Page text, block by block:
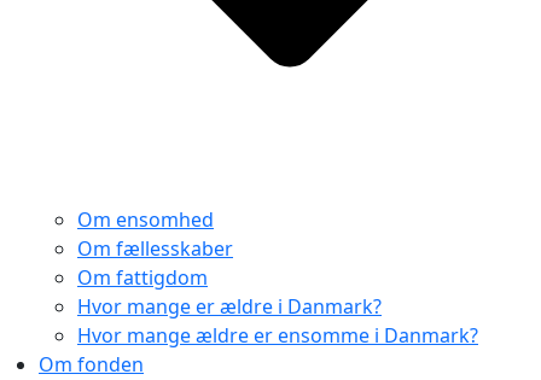
Om ensomhed
Om fællesskaber
Om fattigdom
Hvor mange er ældre i Danmark?
Hvor mange ældre er ensomme i Danmark?
Om fonden